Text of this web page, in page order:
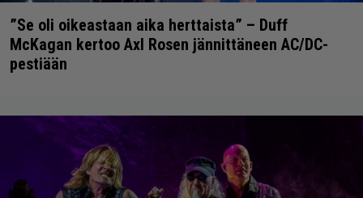
”Se oli oikeastaan aika herttaista” – Duff
McKagan kertoo Axl Rosen jännittäneen AC/DC-
pestiään